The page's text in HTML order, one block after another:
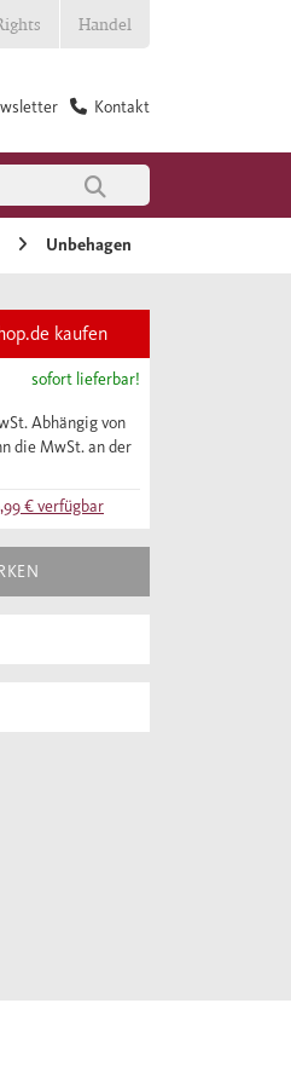
Handel
Kontakt
Unbehagen
kaufen
sofort lieferbar!
Abhängig von
die MwSt. an der
€verfügbar